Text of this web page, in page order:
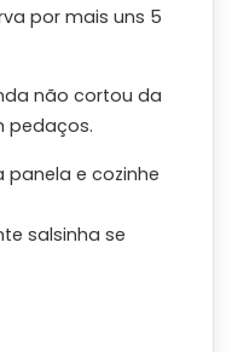
por mais uns 5
não cortou da
pedaços.
e cozinhe
salsinha se